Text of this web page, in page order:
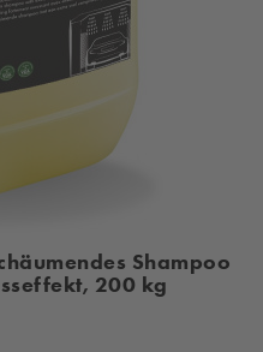
Shampoo
200 kg